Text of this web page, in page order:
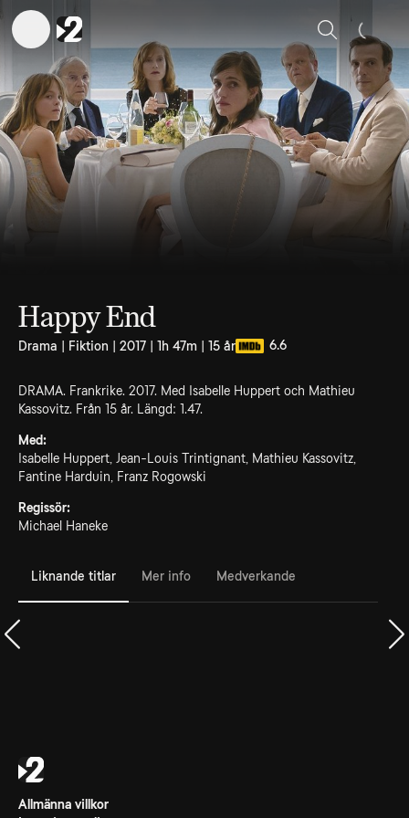
Sök
Happy End
Drama | Fiktion | 2017 | 1h 47m | 15 år 6.6
DRAMA. Frankrike. 2017. Med Isabelle Huppert och Mathieu
Kassovitz. Från 15 år. Längd: 1.47.
Med:
Isabelle Huppert, Jean-Louis Trintignant, Mathieu Kassovitz,
Fantine Harduin, Franz Rogowski
Regissör:
Michael Haneke
Liknande titlar Mer info Medverkande
Allmänna villkor